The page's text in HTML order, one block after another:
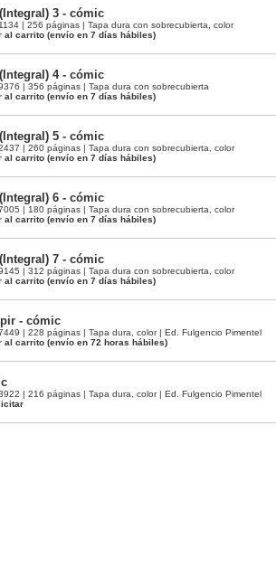
3 - cómic
| 256 páginas | Tapa dura con sobrecubierta, color
al carrito (envío en 7 días hábiles)
4 - cómic
| 356 páginas | Tapa dura con sobrecubierta
al carrito (envío en 7 días hábiles)
5 - cómic
| 260 páginas | Tapa dura con sobrecubierta, color
al carrito (envío en 7 días hábiles)
6 - cómic
| 180 páginas | Tapa dura con sobrecubierta, color
al carrito (envío en 7 días hábiles)
7 - cómic
| 312 páginas | Tapa dura con sobrecubierta, color
al carrito (envío en 7 días hábiles)
- cómic
| 228 páginas | Tapa dura, color | Ed. Fulgencio Pimentel
al carrito (envío en 72 horas hábiles)
| 216 páginas | Tapa dura, color | Ed. Fulgencio Pimentel